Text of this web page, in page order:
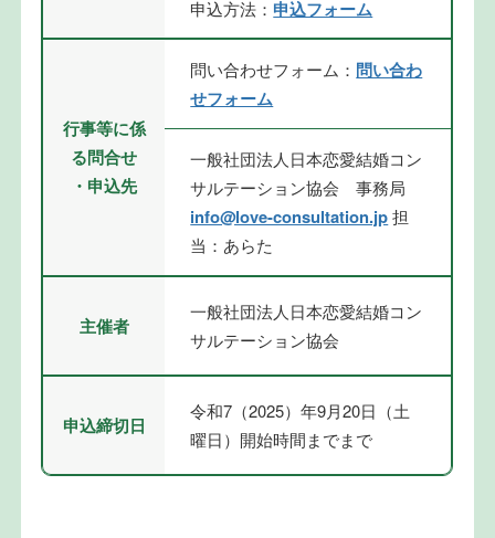
申込方法： 申込フォーム
行事等に係
る問合せ
・申込先
問い合わせフォーム： 問い合わ
せフォーム
一般社団法人日本恋愛結婚コン
サルテーション協会 事務局
info@love-consultation.jp担
当：あらた
主催者
一般社団法人日本恋愛結婚コン
サルテーション協会
申込締切日
令和7（2025）年9月20日（土
曜日）開始時間までまで